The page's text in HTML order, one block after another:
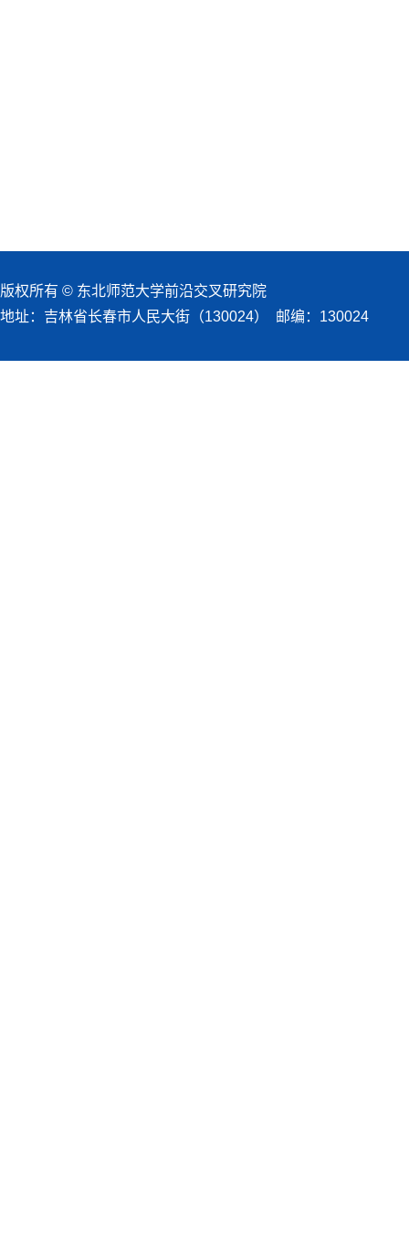
版权所有 © 东北师范大学前沿交叉研究院
地址：吉林省长春市人民大街（130024） 邮编：130024